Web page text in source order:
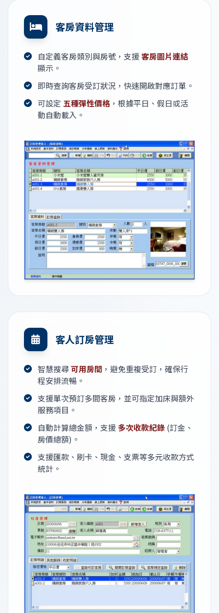
客房資料管理
自定義客房類別與房號，支援客房圖片連結
顯示。
即時查詢客房受訂狀況，快速開啟對應訂單。
可設定 五種彈性價格 ，根據平日、假日或活
動自動載入。
客人訂房管理
智慧搜尋可用房間 ，避免重複受訂，確保行
程安排流暢。
支援單次預訂多間客房，並可指定加床與額外
服務項目。
自動計算總金額，支援 多次收款紀錄 (訂金、
房價總額)。
支援匯款、刷卡、現金、支票等多元收款方式
統計。